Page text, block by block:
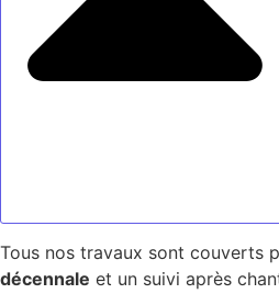
Tous nos travaux sont couverts
décennale et un suivi après